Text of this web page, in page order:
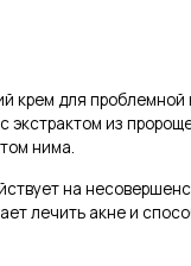
крем для проблемной
с экстрактом из
нима.
на
лечить акнеи